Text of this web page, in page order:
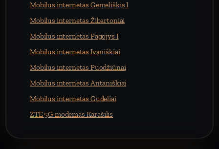
Mobilus internetas Gemeliškis I
Mobilus internetas Žibartoniai
Mobilus internetas Pagojys I
Mobilus internetas Ivaniškiai
Mobilus internetas Puodžiūnai
Mobilus internetas Antaniškiai
Mobilus internetas Gudeliai
ZTE 5G modemas Karašilis